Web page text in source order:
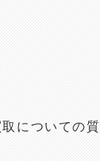
についての